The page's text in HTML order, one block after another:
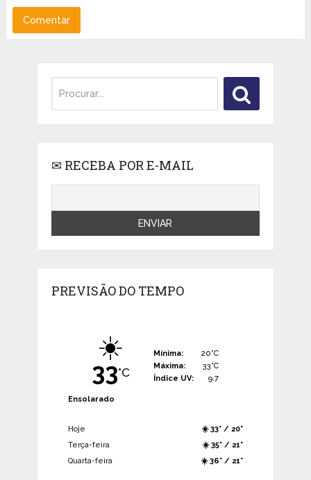
✉ RECEBA POR E-MAIL
PREVISÃO DO TEMPO
☀️
33°C
Mínima:
20°C
Máxima:
33°C
Índice UV:
9.7
Ensolarado
Hoje
☀️ 33° / 20°
Terça-feira
☀️ 35° / 21°
Quarta-feira
☀️ 36° / 21°